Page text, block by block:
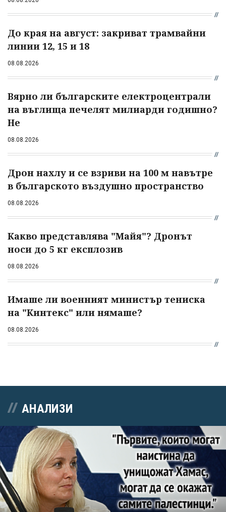
До края на август: закриват трамвайни
линии 12, 15 и 18
08.08.2026
Вярно ли българските електроцентрали
на въглища печелят милиарди годишно?
Не
08.08.2026
Дрон нахлу и се взриви на 100 м навътре
в българското въздушно пространство
08.08.2026
Какво представлява "Майя"? Дронът
носи до 5 кг експлозив
08.08.2026
Имаше ли военният министър тениска
на "Кинтекс" или нямаше?
08.08.2026
АНАЛИЗИ